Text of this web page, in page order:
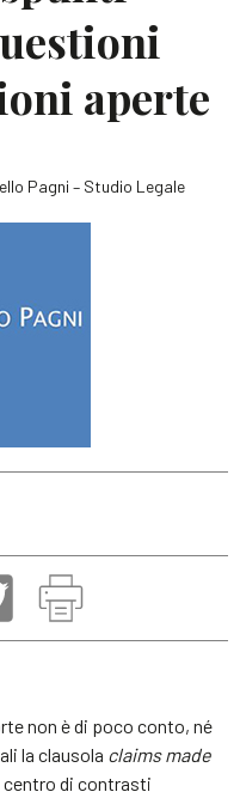
aperte
Pagni – Studio Legale
non è di poco conto, né
la clausola claims made
centro di contrasti